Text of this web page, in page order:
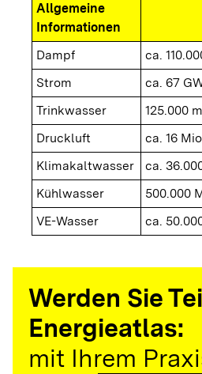
Allgemeine
Informationen
Dampf
ca.
Strom
ca. 67
Trinkwasser
125.000
Druckluft
ca. 16
Klimakaltwasser
ca.
Kühlwasser
500.000
VE-Wasser
ca.
Werden Sie
Energieatlas:
mit Ihrem